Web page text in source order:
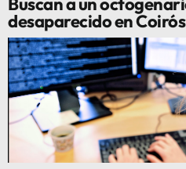
desaparecido en Coirós